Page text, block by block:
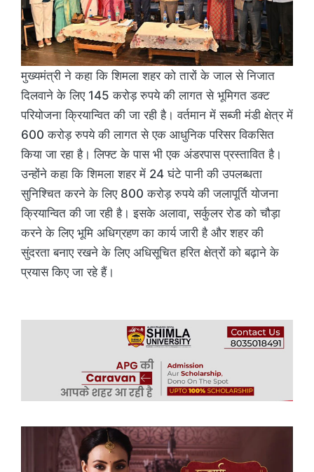
मुख्यमंत्री ने कहा कि शिमला शहर को तारों के जाल से निजात
दिलवाने के लिए 145 करोड़ रुपये की लागत से भूमिगत डक्ट
परियोजना क्रियान्वित की जा रही है। वर्तमान में सब्जी मंडी क्षेत्र में
600 करोड़ रुपये की लागत से एक आधुनिक परिसर विकसित
किया जा रहा है। लिफ्ट के पास भी एक अंडरपास प्रस्तावित है।
उन्होंने कहा कि शिमला शहर में 24 घंटे पानी की उपलब्धता
सुनिश्चित करने के लिए 800 करोड़ रुपये की जलापूर्ति योजना
क्रियान्वित की जा रही है। इसके अलावा, सर्कुलर रोड को चौड़ा
करने के लिए भूमि अधिग्रहण का कार्य जारी है और शहर की
सुंदरता बनाए रखने के लिए अधिसूचित हरित क्षेत्रों को बढ़ाने के
प्रयास किए जा रहे हैं।